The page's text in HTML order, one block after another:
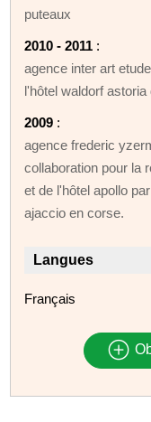
puteaux
2010 - 2011 :
agence inter art
l'hôtel waldorf astoria
2009 :
agence frederic
collaboration pour la
et de l'hôtel apollo
ajaccio en corse.
Langues
Français